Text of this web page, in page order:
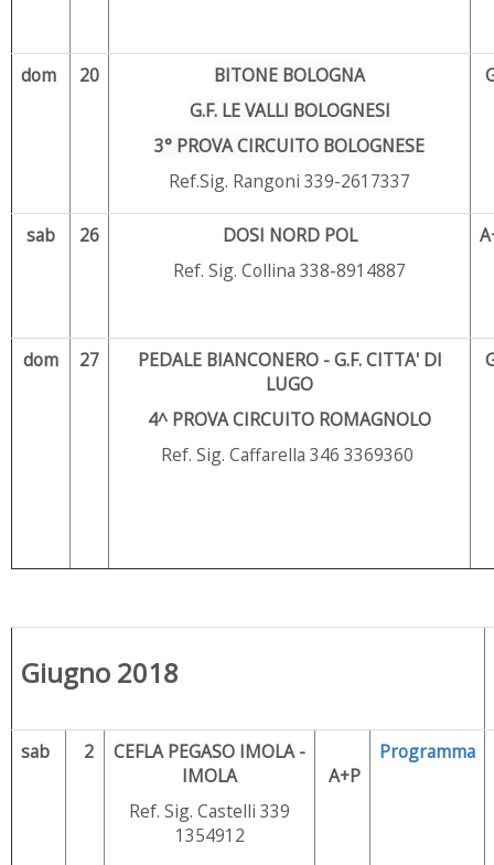
dom 20
BITONE BOLOGNA
G.F. LE VALLI BOLOGNESI
3° PROVA CIRCUITO BOLOGNESE
Ref.Sig. Rangoni 339-2617337
sab 26
DOSI NORD POL
Ref. Sig. Collina 338-8914887
dom 27
PEDALE BIANCONERO - G.F. CITTA' DI
LUGO
4^ PROVA CIRCUITO ROMAGNOLO
Ref. Sig. Caffarella 346 3369360
Giugno 2018
sab 2
CEFLA PEGASO IMOLA -
IMOLA
Ref. Sig. Castelli 339
1354912
A+P
Programma